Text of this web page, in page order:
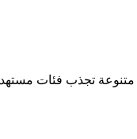
تجذب فئات